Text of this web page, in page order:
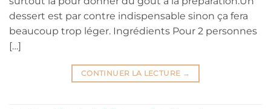
dessert est par contre indispensable sinon ça fera
beaucoup trop léger. Ingrédients Pour 2 personnes
[…]
CONTINUER LA LECTURE →